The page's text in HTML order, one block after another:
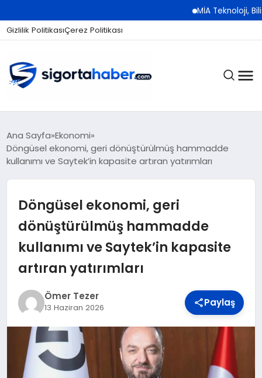
MİA Teknoloji, Bilişim
Gizlilik PolitikasıÇerez Politikası
SIGORTA
EKONOMI
DÜNYA
BILIM VE TEKNOLOJI
OTOMOBIL
Ana Sayfa Ekonomi
Döngüsel ekonomi, geri dönüştürülmüş hammadde
kullanımı ve Saytek’in kapasite artıran yatırımları
Döngüsel ekonomi, geri
dönüştürülmüş hammadde
kullanımı ve Saytek’in kapasite
artıran yatırımları
Ömer Tezer
13 Haziran 2026 Paylaş